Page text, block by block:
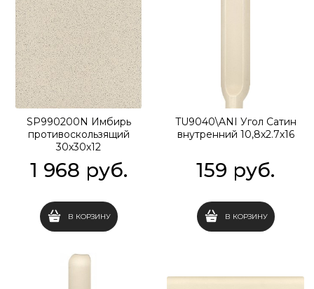
SP990200N Имбирь
противоскользящий
30х30х12
1 968 руб.
В КОРЗИНУ
TU9040\ANI Угол Сатин
внутренний 10,8х2.7х16
159 руб.
В КОРЗИНУ